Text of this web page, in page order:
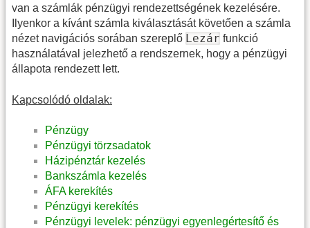
van a számlák pénzügyi rendezettségének kezelésére.
Ilyenkor a kívánt számla kiválasztását követően a számla
nézet navigációs sorában szereplő Lezár funkció
használatával jelezhető a rendszernek, hogy a pénzügyi
állapota rendezett lett.
Kapcsolódó oldalak:
Pénzügy
Pénzügyi törzsadatok
Házipénztár kezelés
Bankszámla kezelés
ÁFA kerekítés
Pénzügyi kerekítés
Pénzügyi levelek: pénzügyi egyenlegértesítő és